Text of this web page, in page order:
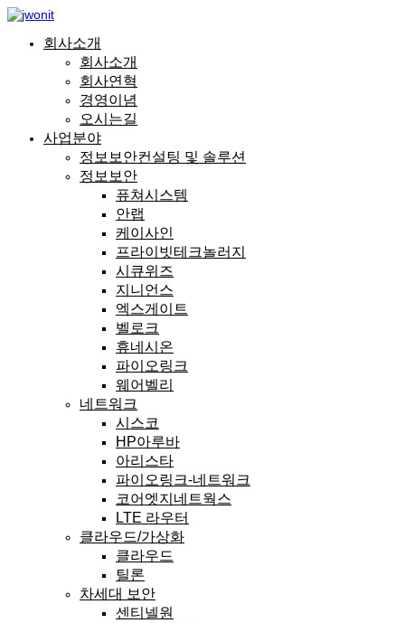
회사소개
회사소개
회사연혁
경영이념
오시는길
사업분야
정보보안컨설팅 및 솔루션
정보보안
퓨쳐시스템
안랩
케이사인
프라이빗테크놀러지
시큐위즈
지니언스
엑스게이트
벨로크
휴네시온
파이오링크
웨어벨리
네트워크
시스코
HP아루바
아리스타
파이오링크-네트워크
코어엣지네트웍스
LTE 라우터
클라우드/가상화
클라우드
틸론
차세대 보안
센티넬원